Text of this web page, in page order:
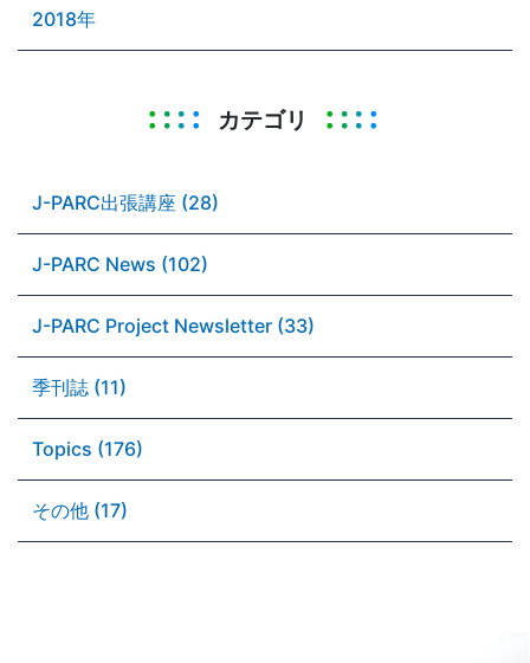
2018年
カテゴリ
J-PARC出張講座 (28)
J-PARC News (102)
J-PARC Project Newsletter (33)
季刊誌 (11)
Topics (176)
その他 (17)